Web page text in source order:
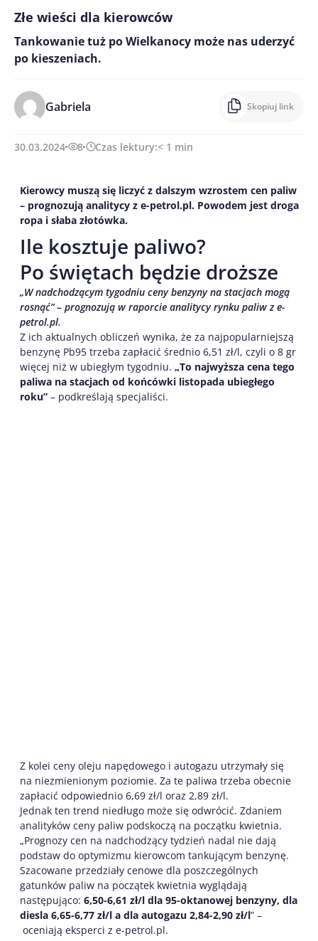
Złe wieści dla kierowców
Tankowanie tuż po Wielkanocy może nas uderzyć
po kieszeniach.
Gabriela Skopiuj link
30.03.2024 8 Czas lektury:< 1 min
Kierowcy muszą się liczyć z dalszym wzrostem cen paliw
– prognozują analitycy z e-petrol.pl. Powodem jest droga
ropa i słaba złotówka.
Ile kosztuje paliwo?
Po świętach będzie droższe
„W nadchodzącym tygodniu ceny benzyny na stacjach mogą
rosnąć” – prognozują w raporcie analitycy rynku paliw z e-
petrol.pl.
Z ich aktualnych obliczeń wynika, że za najpopularniejszą
benzynę Pb95 trzeba zapłacić średnio 6,51 zł/l, czyli o 8 gr
więcej niż w ubiegłym tygodniu. „To najwyższa cena tego
paliwa na stacjach od końcówki listopada ubiegłego
roku” – podkreślają specjaliści.
Z kolei ceny oleju napędowego i autogazu utrzymały się
na niezmienionym poziomie. Za te paliwa trzeba obecnie
zapłacić odpowiednio 6,69 zł/l oraz 2,89 zł/l.
Jednak ten trend niedługo może się odwrócić. Zdaniem
analityków ceny paliw podskoczą na początku kwietnia.
„Prognozy cen na nadchodzący tydzień nadal nie dają
podstaw do optymizmu kierowcom tankującym benzynę.
Szacowane przedziały cenowe dla poszczególnych
gatunków paliw na początek kwietnia wyglądają
następująco: 6,50-6,61 zł/l dla 95-oktanowej benzyny, dla
diesla 6,65-6,77 zł/l a dla autogazu 2,84-2,90 zł/l” –
oceniają eksperci z e-petrol.pl.